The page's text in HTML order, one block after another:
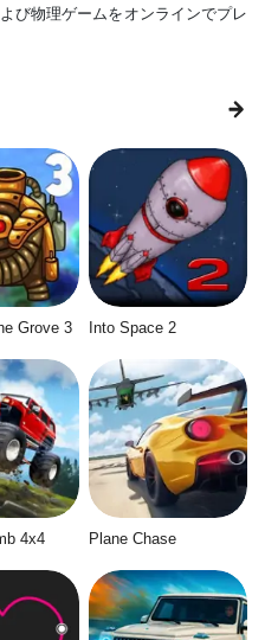
び物理ゲームをオンラインでプレ
Grove 3 Into Space 2
4x4 Plane Chase